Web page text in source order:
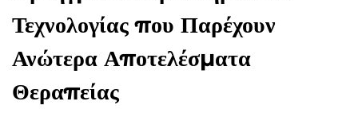
Τεχνολογίας που Παρέχουν
Ανώτερα Αποτελέσματα
Θεραπείας